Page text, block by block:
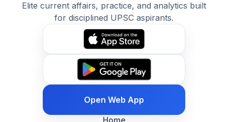
Elite current affairs, practice, and analytics built
for disciplined UPSC aspirants.
Open Web App